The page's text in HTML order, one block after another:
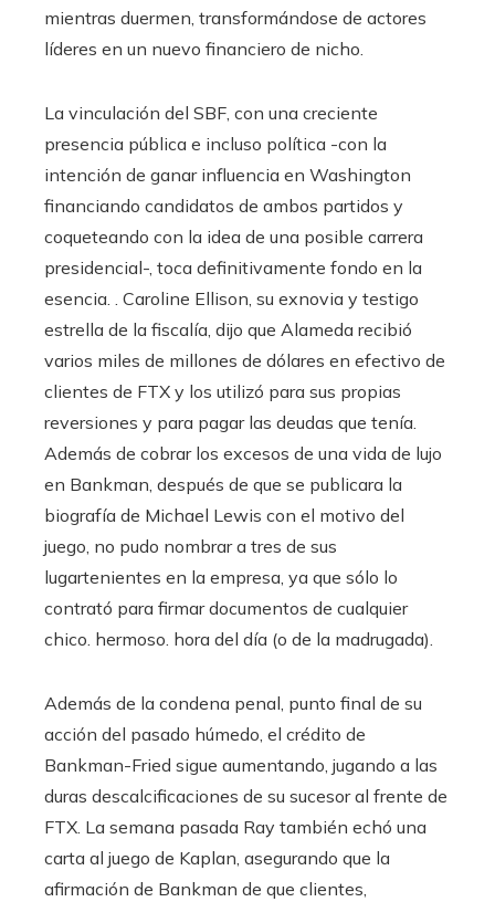
mientras duermen, transformándose de actores
líderes en un nuevo financiero de nicho.
La vinculación del SBF, con una creciente
presencia pública e incluso política -con la
intención de ganar influencia en Washington
financiando candidatos de ambos partidos y
coqueteando con la idea de una posible carrera
presidencial-, toca definitivamente fondo en la
esencia. . Caroline Ellison, su exnovia y testigo
estrella de la fiscalía, dijo que Alameda recibió
varios miles de millones de dólares en efectivo de
clientes de FTX y los utilizó para sus propias
reversiones y para pagar las deudas que tenía.
Además de cobrar los excesos de una vida de lujo
en Bankman, después de que se publicara la
biografía de Michael Lewis con el motivo del
juego, no pudo nombrar a tres de sus
lugartenientes en la empresa, ya que sólo lo
contrató para firmar documentos de cualquier
chico. hermoso. hora del día (o de la madrugada).
Además de la condena penal, punto final de su
acción del pasado húmedo, el crédito de
Bankman-Fried sigue aumentando, jugando a las
duras descalcificaciones de su sucesor al frente de
FTX. La semana pasada Ray también echó una
carta al juego de Kaplan, asegurando que la
afirmación de Bankman de que clientes,